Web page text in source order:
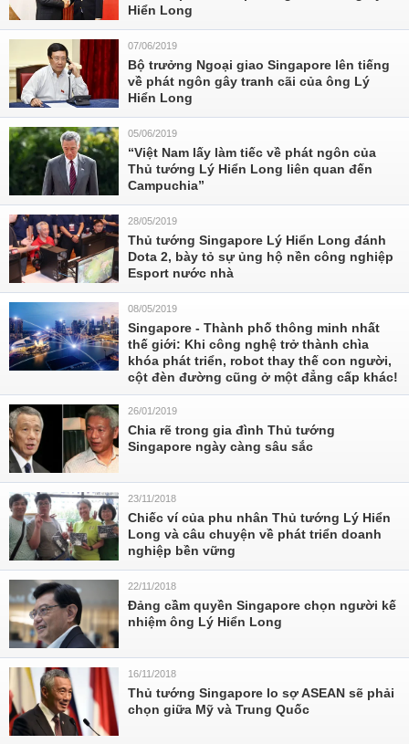
Hiển Long
07/06/2019
Bộ trưởng Ngoại giao Singapore lên tiếng
về phát ngôn gây tranh cãi của ông Lý
Hiển Long
05/06/2019
“Việt Nam lấy làm tiếc về phát ngôn của
Thủ tướng Lý Hiển Long liên quan đến
Campuchia”
28/05/2019
Thủ tướng Singapore Lý Hiển Long đánh
Dota 2, bày tỏ sự ủng hộ nền công nghiệp
Esport nước nhà
08/05/2019
Singapore - Thành phố thông minh nhất
thế giới: Khi công nghệ trở thành chìa
khóa phát triển, robot thay thế con người,
cột đèn đường cũng ở một đẳng cấp khác!
26/01/2019
Chia rẽ trong gia đình Thủ tướng
Singapore ngày càng sâu sắc
23/11/2018
Chiếc ví của phu nhân Thủ tướng Lý Hiển
Long và câu chuyện về phát triển doanh
nghiệp bền vững
22/11/2018
Đảng cầm quyền Singapore chọn người kế
nhiệm ông Lý Hiển Long
16/11/2018
Thủ tướng Singapore lo sợ ASEAN sẽ phải
chọn giữa Mỹ và Trung Quốc